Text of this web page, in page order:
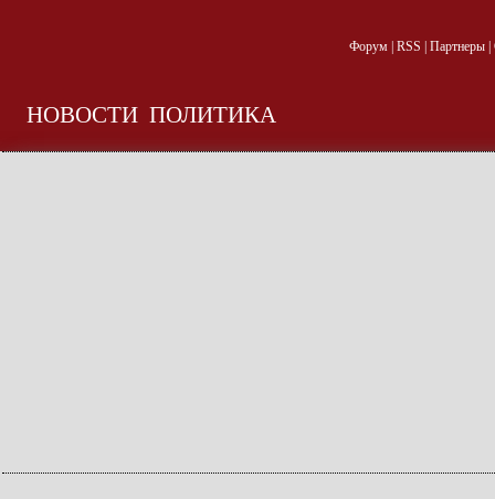
Форум| RSS Партнеры|
НОВОСТИ ПОЛИТИКА